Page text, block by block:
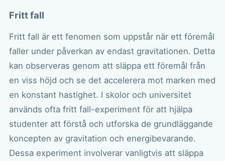
Fritt fall
Fritt fall är ett fenomen som uppstår när ett föremål
faller under påverkan av endast gravitationen. Detta
kan observeras genom att släppa ett föremål från
en viss höjd och se det accelerera mot marken med
en konstant hastighet. I skolor och universitet
används ofta fritt fall-experiment för att hjälpa
studenter att förstå och utforska de grundläggande
koncepten av gravitation och energibevarande.
Dessa experiment involverar vanligtvis att släppa